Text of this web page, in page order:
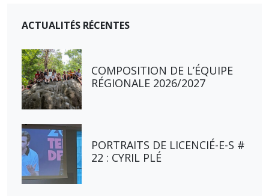
ACTUALITÉS RÉCENTES
COMPOSITION DE L’ÉQUIPE
RÉGIONALE 2026/2027
PORTRAITS DE LICENCIÉ-E-S #
22 : CYRIL PLÉ